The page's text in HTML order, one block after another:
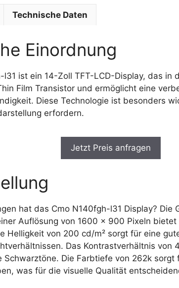
Technische Daten
Einordnung
l31 ist ein 14-Zoll TFT-LCD-Display, das in
Film Transistor und ermöglicht eine
Diese Technologie ist besonders
erfordern.
Jetzt Preis anfragen
hat das Cmo N140fgh-l31 Display? Die
Auflösung von 1600 x 900 Pixeln
Helligkeit von 200 cd/m² sorgt für eine
Das Kontrastverhältnis von
Schwarztöne. Die Farbtiefe von 262k sorgt
was für die visuelle Qualität